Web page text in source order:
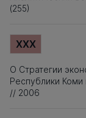
(255)
XXX
О Стратегии
Республики
// 2006